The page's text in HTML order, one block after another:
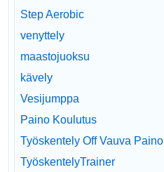
Step Aerobic
venyttely
maastojuoksu
kävely
Vesijumppa
Paino Koulutus
Työskentely Off Vauva Paino
TyöskentelyTrainer